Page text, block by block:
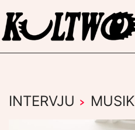
INTERVJU › MUSIK